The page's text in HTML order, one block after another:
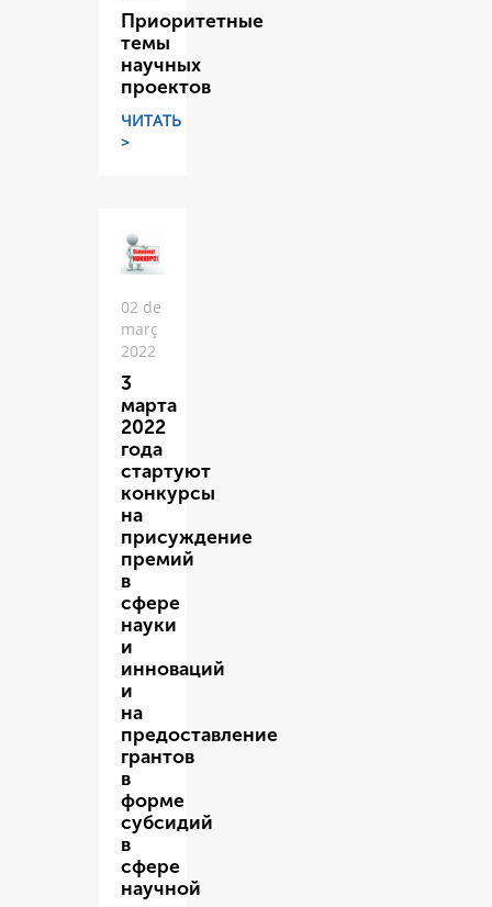
Приоритетные
темы
научных
проектов
ЧИТАТЬ
>
02 de
març
2022
3
марта
2022
года
стартуют
конкурсы
на
присуждение
премий
в
сфере
науки
и
инноваций
и
на
предоставление
грантов
в
форме
субсидий
в
сфере
научной